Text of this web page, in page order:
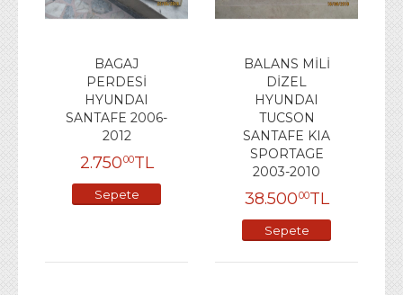
BAGAJ
PERDESİ
HYUNDAI
SANTAFE 2006-
2012
2.75000TL
Sepete
BALANS MİLİ
DİZEL
HYUNDAI
TUCSON
SANTAFE KIA
SPORTAGE
2003-2010
38.50000TL
Sepete